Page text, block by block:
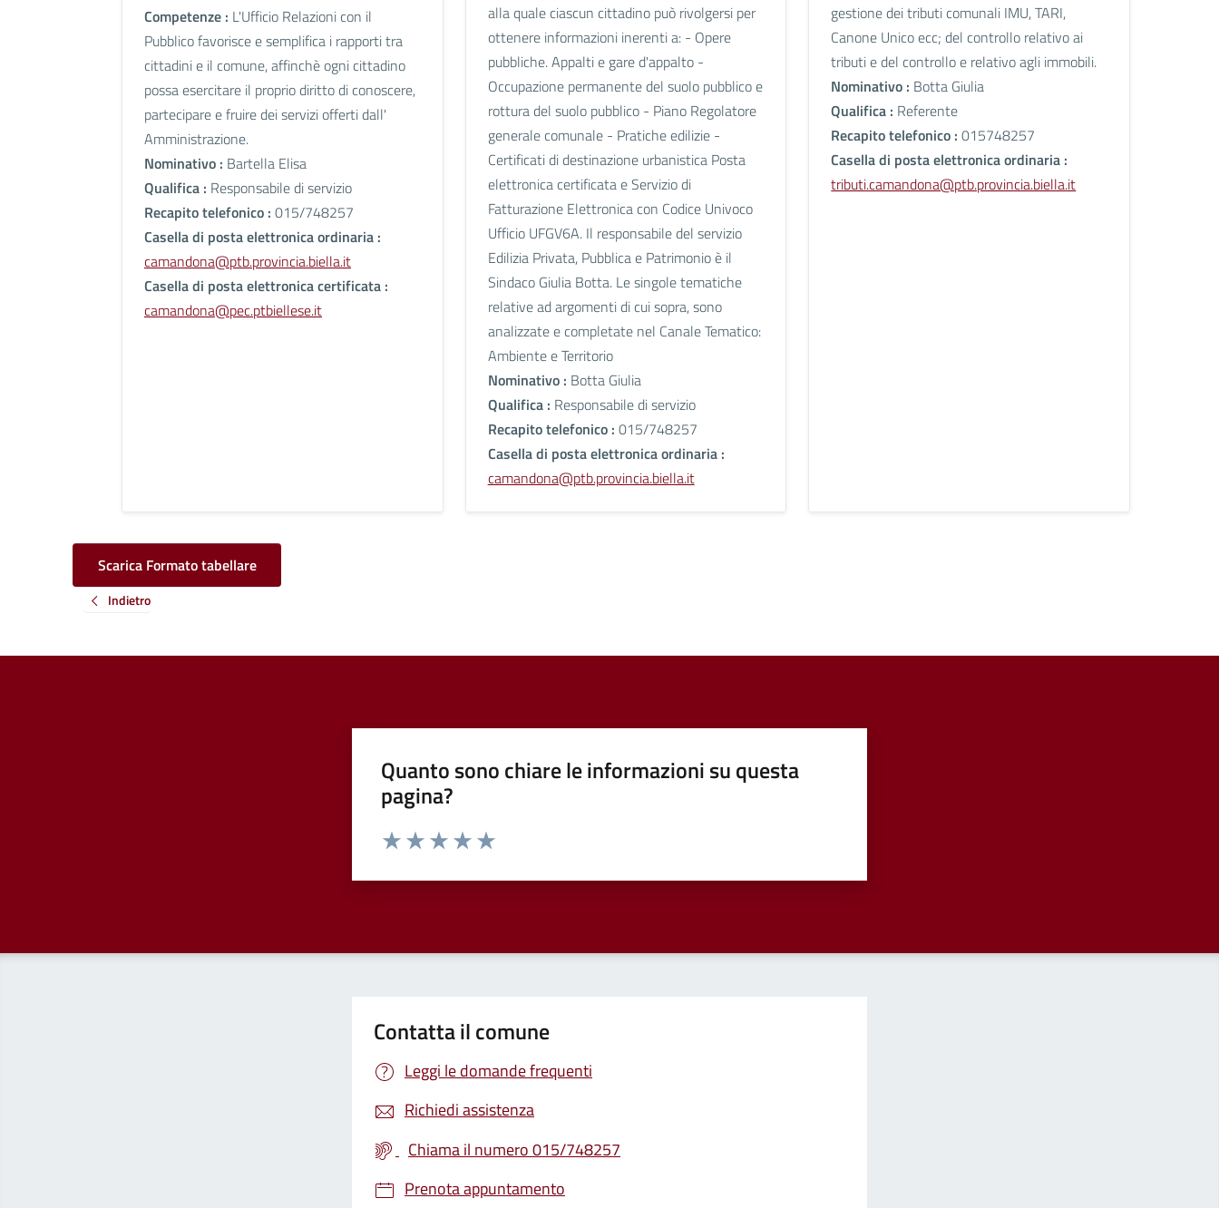
Competenze : L'Ufficio Relazioni con il
Pubblico favorisce e semplifica i rapporti tra
cittadini e il comune, affinchè ogni cittadino
possa esercitare il proprio diritto di conoscere,
partecipare e fruire dei servizi offerti dall'
Amministrazione.
Nominativo : Bartella Elisa
Qualifica : Responsabile di servizio
Recapito telefonico : 015/748257
Casella di posta elettronica ordinaria :
camandona@ptb.provincia.biella.it
Casella di posta elettronica certificata :
camandona@pec.ptbiellese.it
alla quale ciascun cittadino può rivolgersi per
ottenere informazioni inerenti a: - Opere
pubbliche. Appalti e gare d'appalto -
Occupazione permanente del suolo pubblico e
rottura del suolo pubblico - Piano Regolatore
generale comunale - Pratiche edilizie -
Certificati di destinazione urbanistica Posta
elettronica certificata e Servizio di
Fatturazione Elettronica con Codice Univoco
Ufficio UFGV6A. Il responsabile del servizio
Edilizia Privata, Pubblica e Patrimonio è il
Sindaco Giulia Botta. Le singole tematiche
relative ad argomenti di cui sopra, sono
analizzate e completate nel Canale Tematico:
Ambiente e Territorio
Nominativo : Botta Giulia
Qualifica : Responsabile di servizio
Recapito telefonico : 015/748257
Casella di posta elettronica ordinaria :
camandona@ptb.provincia.biella.it
gestione dei tributi comunali IMU, TARI,
Canone Unico ecc; del controllo relativo ai
tributi e del controllo e relativo agli immobili.
Nominativo : Botta Giulia
Qualifica : Referente
Recapito telefonico :015748257
Casella di posta elettronica ordinaria :
tributi.camandona@ptb.provincia.biella.it
Scarica Formato tabellare
Indietro
Quanto sono chiare le informazioni su questa
pagina?
Valuta da 1 a 5 stelle la pagina
Contatta il comune
Leggi le domande frequenti
Richiedi assistenza
Chiama il numero 015/748257
Prenota appuntamento